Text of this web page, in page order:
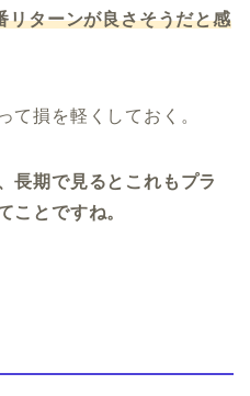
リターンが良さそうだと感
て損を軽くしておく。
長期で見るとこれもプラ
ことですね。